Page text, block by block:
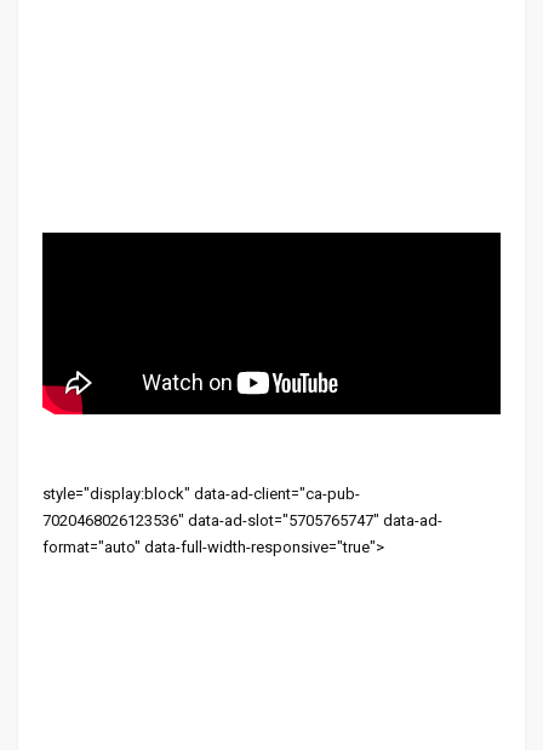
style="display:block" data-ad-client="ca-pub-
7020468026123536" data-ad-slot="5705765747" data-ad-
format="auto" data-full-width-responsive="true">